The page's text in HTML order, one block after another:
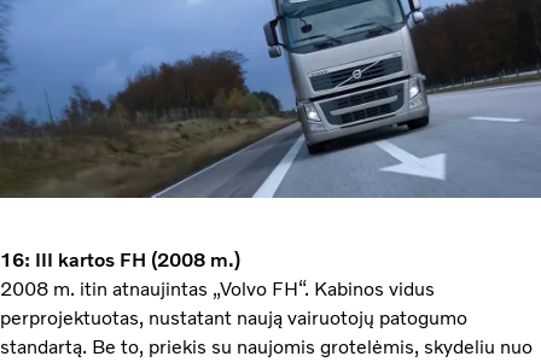
16: III kartos FH (2008 m.)
2008 m. itin atnaujintas „Volvo FH“. Kabinos vidus
perprojektuotas, nustatant naują vairuotojų patogumo
standartą. Be to, priekis su naujomis grotelėmis, skydeliu nuo